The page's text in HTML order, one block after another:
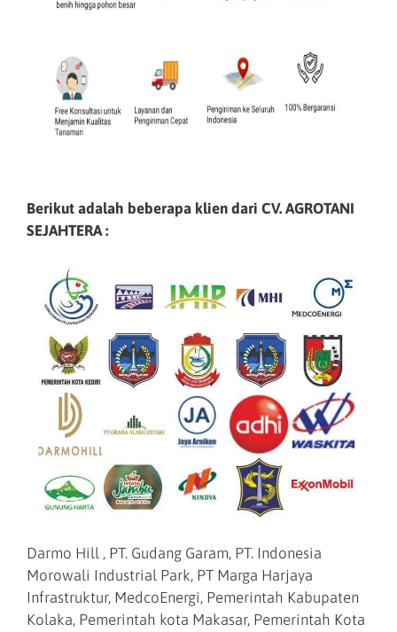
Berikut adalah beberapa klien dari CV. AGROTANI
SEJAHTERA :
Darmo Hill , PT. Gudang Garam, PT. Indonesia
Morowali Industrial Park, PT Marga Harjaya
Infrastruktur, MedcoEnergi, Pemerintah Kabupaten
Kolaka, Pemerintah kota Makasar, Pemerintah Kota